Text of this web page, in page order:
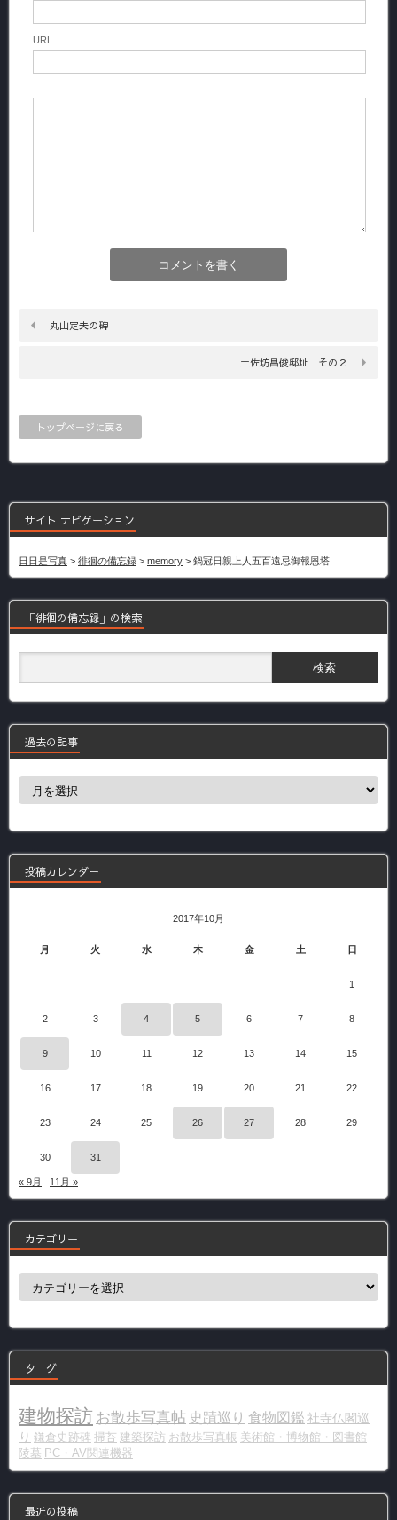
URL
丸山定夫の碑
土佐坊昌俊邸址 その２
トップページに戻る
サイト ナビゲーション
日日是写真 > 徘徊の備忘録 > memory > 鍋冠日親上人五百遠忌御報恩塔
「徘徊の備忘録」の検索
過去の記事
過
事
投稿カレンダー
2017年10月
月 火 水 木 金 土 日
1
2 3 4 5 6 7 8
9 10 11 12 13 14 15
16 17 18 19 20 21 22
23 24 25 26 27 28 29
30 31
« 9月 11月 »
カテゴリー
カ
ー
タ グ
建物探訪 お散歩写真帖 史蹟巡り 食物図鑑 社寺仏閣巡
り 鎌倉史跡碑 掃苔 建築探訪 お散歩写真帳 美術館・博物館・図書館
陵墓 PC・AV関連機器
最近の投稿